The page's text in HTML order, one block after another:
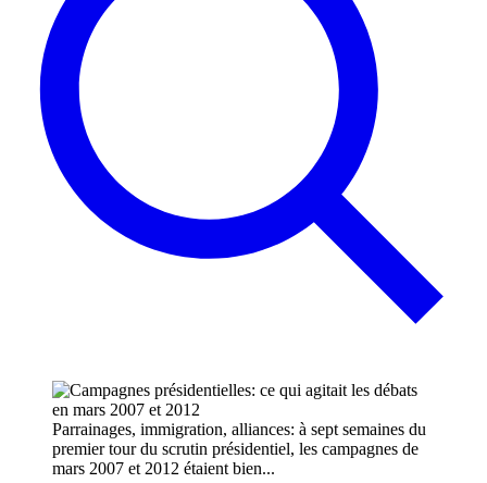
Parrainages, immigration, alliances: à sept semaines du
premier tour du scrutin présidentiel, les campagnes de
mars 2007 et 2012 étaient bien...